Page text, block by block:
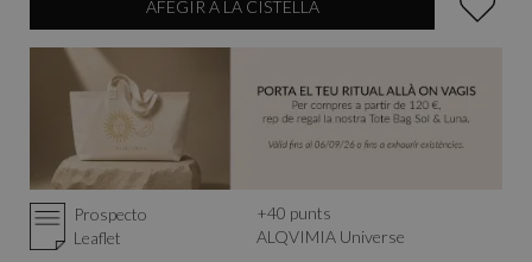
AFEGIR A LA CISTELLA
Prospecto
Leaflet
+40 punts
ALQVIMIA Universe